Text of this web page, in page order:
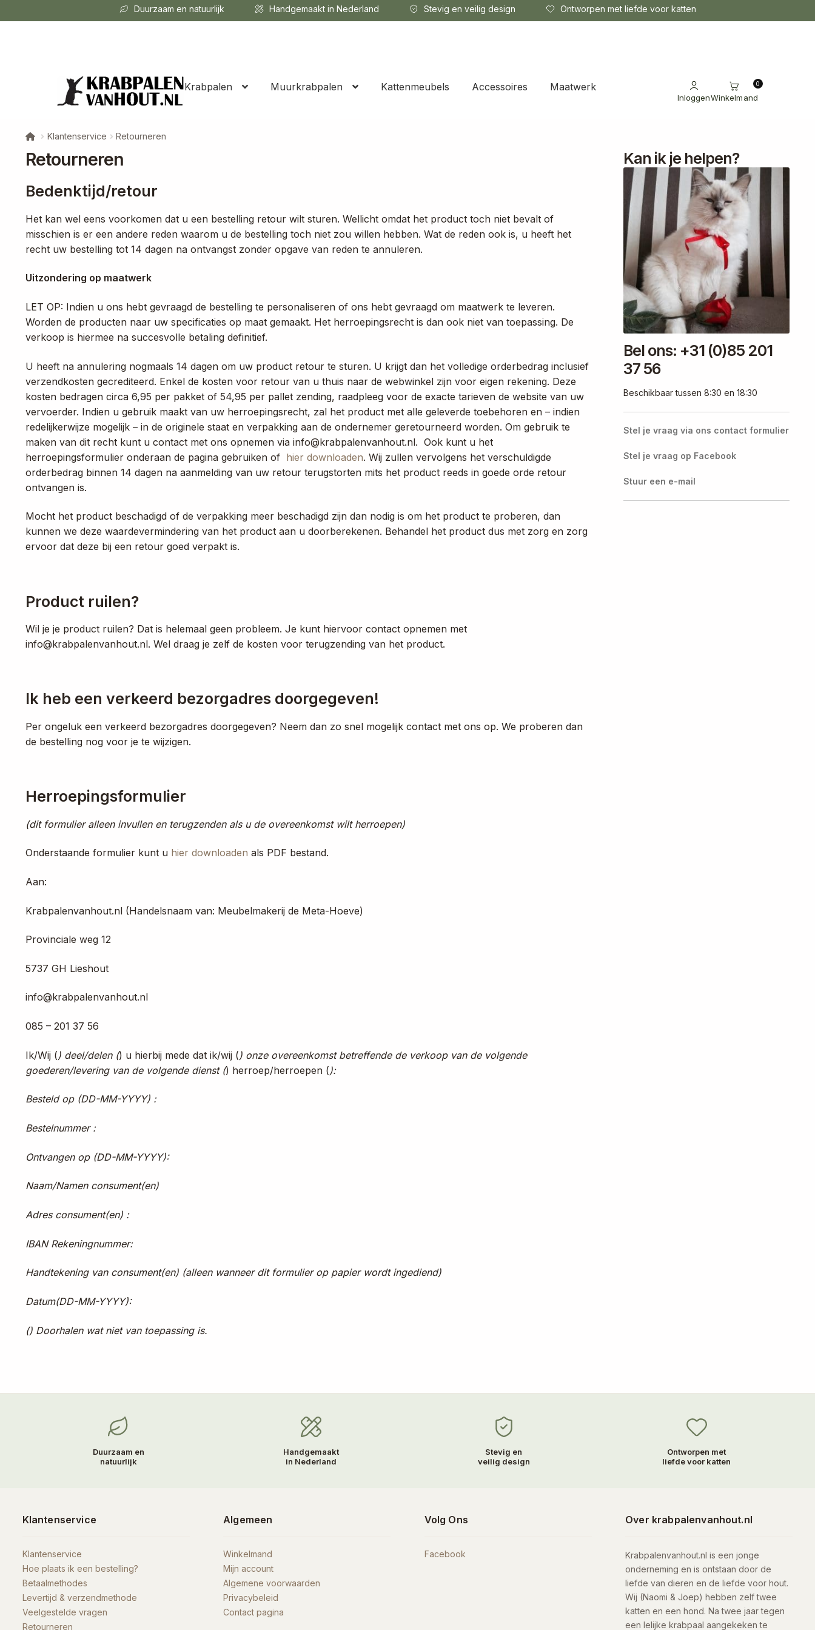
Duurzaam en natuurlijk Handgemaakt in Nederland Stevig en veilig design Ontworpen met liefde voor katten
Krabpalen Muurkrabpalen Kattenmeubels Accessoires Maatwerk
InloggenWinkelmand
0
Klantenservice Retourneren
Retourneren
Bedenktijd/retour
Het kan wel eens voorkomen dat u een bestelling retour wilt sturen. Wellicht omdat het product toch niet bevalt of
misschien is er een andere reden waarom u de bestelling toch niet zou willen hebben. Wat de reden ook is, u heeft het
recht uw bestelling tot 14 dagen na ontvangst zonder opgave van reden te annuleren.
Uitzondering op maatwerk
LET OP: Indien u ons hebt gevraagd de bestelling te personaliseren of ons hebt gevraagd om maatwerk te leveren.
Worden de producten naar uw specificaties op maat gemaakt. Het herroepingsrecht is dan ook niet van toepassing. De
verkoop is hiermee na succesvolle betaling definitief.
U heeft na annulering nogmaals 14 dagen om uw product retour te sturen. U krijgt dan het volledige orderbedrag inclusief
verzendkosten gecrediteerd. Enkel de kosten voor retour van u thuis naar de webwinkel zijn voor eigen rekening. Deze
kosten bedragen circa 6,95 per pakket of 54,95 per pallet zending, raadpleeg voor de exacte tarieven de website van uw
vervoerder. Indien u gebruik maakt van uw herroepingsrecht, zal het product met alle geleverde toebehoren en – indien
redelijkerwijze mogelijk – in de originele staat en verpakking aan de ondernemer geretourneerd worden. Om gebruik te
maken van dit recht kunt u contact met ons opnemen via info@krabpalenvanhout.nl. Ook kunt u het
herroepingsformulier onderaan de pagina gebruiken of hier downloaden. Wij zullen vervolgens het verschuldigde
orderbedrag binnen 14 dagen na aanmelding van uw retour terugstorten mits het product reeds in goede orde retour
ontvangen is.
Mocht het product beschadigd of de verpakking meer beschadigd zijn dan nodig is om het product te proberen, dan
kunnen we deze waardevermindering van het product aan u doorberekenen. Behandel het product dus met zorg en zorg
ervoor dat deze bij een retour goed verpakt is.
Product ruilen?
Wil je je product ruilen? Dat is helemaal geen probleem. Je kunt hiervoor contact opnemen met
info@krabpalenvanhout.nl. Wel draag je zelf de kosten voor terugzending van het product.
Ik heb een verkeerd bezorgadres doorgegeven!
Per ongeluk een verkeerd bezorgadres doorgegeven? Neem dan zo snel mogelijk contact met ons op. We proberen dan
de bestelling nog voor je te wijzigen.
Herroepingsformulier
(dit formulier alleen invullen en terugzenden als u de overeenkomst wilt herroepen)
Onderstaande formulier kunt u hier downloaden als PDF bestand.
Aan:
Krabpalenvanhout.nl (Handelsnaam van: Meubelmakerij de Meta-Hoeve)
Provinciale weg 12
5737 GH Lieshout
info@krabpalenvanhout.nl
085 – 201 37 56
Ik/Wij () deel/delen () u hierbij mede dat ik/wij () onze overeenkomst betreffende de verkoop van de volgende
goederen/levering van de volgende dienst () herroep/herroepen ():
Besteld op (DD-MM-YYYY) :
Bestelnummer :
Ontvangen op (DD-MM-YYYY):
Naam/Namen consument(en)
Adres consument(en) :
IBAN Rekeningnummer:
Handtekening van consument(en) (alleen wanneer dit formulier op papier wordt ingediend)
Datum(DD-MM-YYYY):
() Doorhalen wat niet van toepassing is.
Kan ik je helpen?
Bel ons: +31 (0)85 201
37 56
Beschikbaar tussen 8:30 en 18:30
Stel je vraag via ons contact formulier
Stel je vraag op Facebook
Stuur een e-mail
Duurzaam en
natuurlijk
Handgemaakt
in Nederland
Stevig en
veilig design
Ontworpen met
liefde voor katten
Klantenservice
Klantenservice
Hoe plaats ik een bestelling?
Betaalmethodes
Levertijd & verzendmethode
Veelgestelde vragen
Retourneren
Algemeen
Winkelmand
Mijn account
Algemene voorwaarden
Privacybeleid
Contact pagina
Volg Ons
Facebook
Over krabpalenvanhout.nl
Krabpalenvanhout.nl is een jonge
onderneming en is ontstaan door de
liefde van dieren en de liefde voor hout.
Wij (Naomi & Joep) hebben zelf twee
katten en een hond. Na twee jaar tegen
een lelijke krabpaal aangekeken te